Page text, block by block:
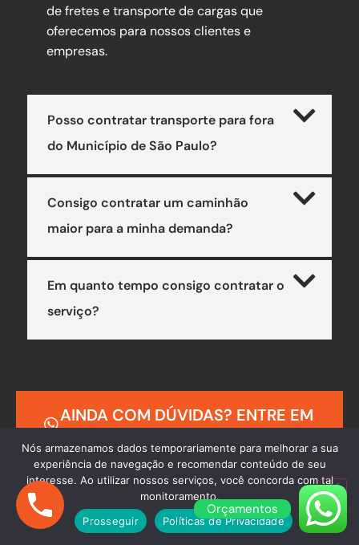
de fretes e transporte de cargas que
oferecemos para nossos clientes e
empresas.
Posso contratar transporte para fora
do Município de São Paulo?
Consigo contratar um caminhão
maior para a minha demanda?
Em quanto tempo consigo contratar o
serviço?
AINDA COM DÚVIDAS? ENTRE EM
CONTATO
Orçamentos
Nós armazenamos dados temporariamente para melhorar a sua
experiência de navegação e recomendar conteúdo de seu
interesse. Ao utilizar nossos serviços, você concorda com tal
monitoramento.
Prosseguir
Políticas de Privacidade